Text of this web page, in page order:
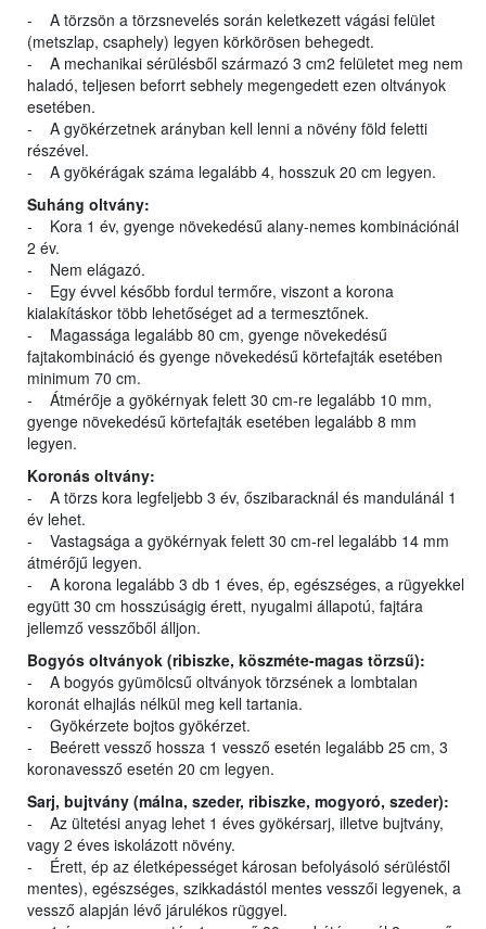
- A törzsön a törzsnevelés során keletkezett vágási felület
(metszlap, csaphely) legyen körkörösen behegedt.
- A mechanikai sérülésből származó 3 cm2 felületet meg nem
haladó, teljesen beforrt sebhely megengedett ezen oltványok
esetében.
- A gyökérzetnek arányban kell lenni a növény föld feletti
részével.
- A gyökérágak száma legalább 4, hosszuk 20 cm legyen.
Suháng oltvány:
- Kora 1 év, gyenge növekedésű alany-nemes kombinációnál
2 év.
- Nem elágazó.
- Egy évvel később fordul termőre, viszont a korona
kialakításkor több lehetőséget ad a termesztőnek.
- Magassága legalább 80 cm, gyenge növekedésű
fajtakombináció és gyenge növekedésű körtefajták esetében
minimum 70 cm.
- Átmérője a gyökérnyak felett 30 cm-re legalább 10 mm,
gyenge növekedésű körtefajták esetében legalább 8 mm
legyen.
Koronás oltvány:
- A törzs kora legfeljebb 3 év, őszibaracknál és mandulánál 1
év lehet.
- Vastagsága a gyökérnyak felett 30 cm-rel legalább 14 mm
átmérőjű legyen.
- A korona legalább 3 db 1 éves, ép, egészséges, a rügyekkel
együtt 30 cm hosszúságig érett, nyugalmi állapotú, fajtára
jellemző vesszőből álljon.
Bogyós oltványok (ribiszke, köszméte-magas törzsű):
- A bogyós gyümölcsű oltványok törzsének a lombtalan
koronát elhajlás nélkül meg kell tartania.
- Gyökérzete bojtos gyökérzet.
- Beérett vessző hossza 1 vessző esetén legalább 25 cm, 3
koronavessző esetén 20 cm legyen.
Sarj, bujtvány (málna, szeder, ribiszke, mogyoró, szeder):
- Az ültetési anyag lehet 1 éves gyökérsarj, illetve bujtvány,
vagy 2 éves iskolázott növény.
- Érett, ép az életképességet károsan befolyásoló sérüléstől
mentes), egészséges, szikkadástól mentes vesszői legyenek, a
vessző alapján lévő járulékos rüggyel.